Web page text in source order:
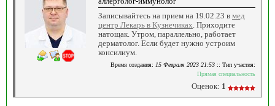
Записывайтесь на прием на 19.02.23 в мед
центр Лекарь в Кузнечиках . Приходите
натощак. Утром, параллельно, работает
дерматолог. Если будет нужно устроим
консилиум.
Время создания: 15 Февраля 2023 21:53 :: Тип участия:
Прямая специальность
Оценок: 1